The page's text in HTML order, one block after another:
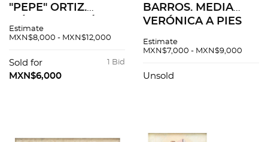
"PEPE" ORTIZ.
sobre tela. Firmado
cm.
Estimate
MXN$8,000 - MXN$12,000
1 Bid
Sold for
MXN$6,000
BARROS. MEDIA
VERÓNICA A PIES
tela. Firmado "R.
100 cm.
Estimate
MXN$7,000 - MXN$9,000
Unsold